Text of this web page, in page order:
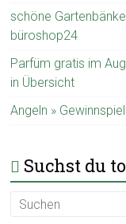
schöne
büroshop24
Parfüm gratis im
in Übersicht
Angeln »
Suchst du